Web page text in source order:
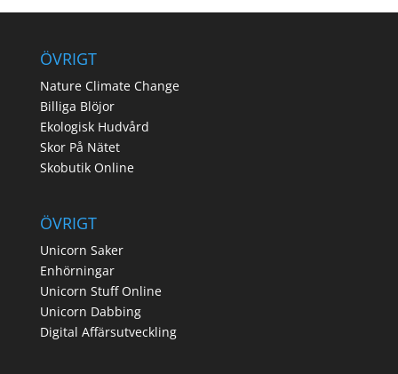
ÖVRIGT
Nature Climate Change
Billiga Blöjor
Ekologisk Hudvård
Skor På Nätet
Skobutik Online
ÖVRIGT
Unicorn Saker
Enhörningar
Unicorn Stuff Online
Unicorn Dabbing
Digital Affärsutveckling